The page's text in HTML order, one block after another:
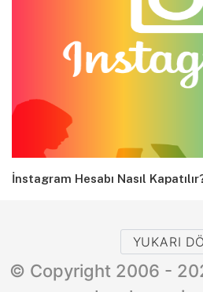
İnstagram Hesabı Nasıl
YUKARI
© Copyright 2006 -